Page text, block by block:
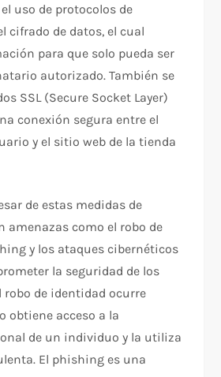
uso de protocolos de
cifrado de datos, el cual
para que solo pueda ser
autorizado. También se
SSL (Secure Socket Layer)
conexión segura entre el
y el sitio web de la tienda
de estas medidas de
amenazas como el robo de
y los ataques cibernéticos
la seguridad de los
robo de identidad ocurre
obtiene acceso a la
de un individuo y la utiliza
El phishing es una